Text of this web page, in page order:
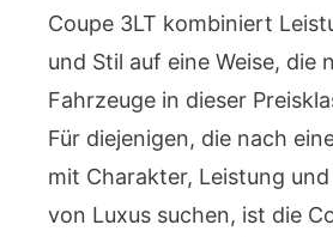
Coupe 3LT kombiniert
und Stil auf eine Weise, die
Fahrzeuge in dieser
Für diejenigen, die nach
mit Charakter, Leistung
von Luxus suchen, ist die